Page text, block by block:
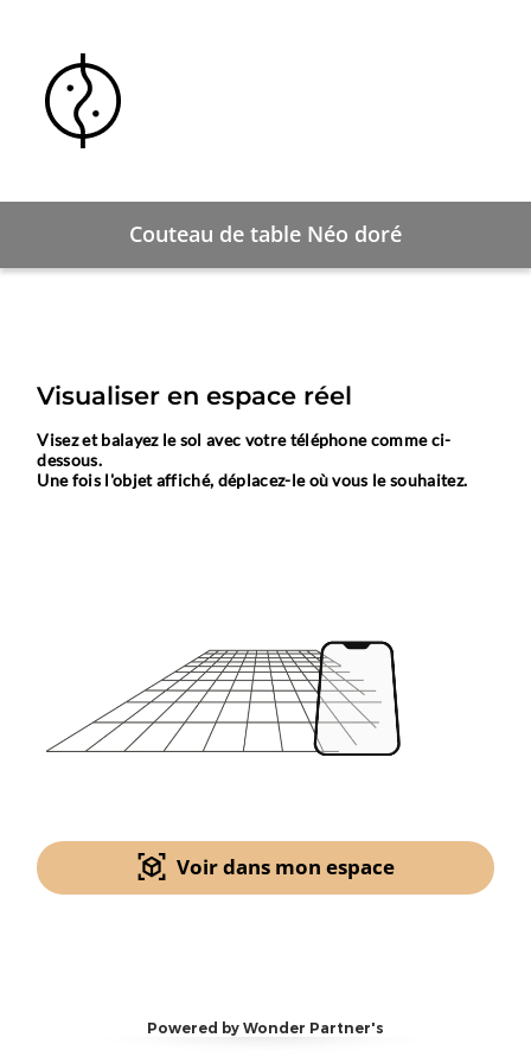
Couteau de table Néo doré
Visualiser en espace réel
Visez et balayez le sol avec votre téléphone comme ci-
dessous.
Une fois l'objet affiché, déplacez-le où vous le souhaitez.
Voir dans mon espace
Powered by Wonder Partner's